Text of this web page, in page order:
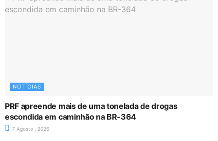
NOTÍCIAS
PRF apreende mais de uma tonelada de drogas
escondida em caminhão na BR-364
7 Agosto , 2026